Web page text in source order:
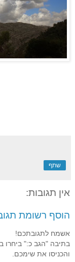
שתף
אין תגובות:
הוסף רשומת
אשמח לתגובתכם!
בתיבה "הגב כ:"
והכניסו את שימכם.